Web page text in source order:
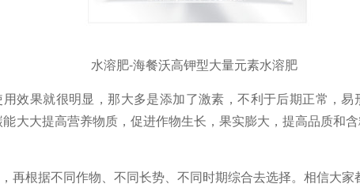
水溶肥-海餐沃高钾型大量元素水溶肥
效果就很明显，那大多是添加了激素，不利于后期正常，
大大提高营养物质，促进作物生长，果实膨大，提高品质和
再根据不同作物、不同长势、不同时期综合去选择。相信大家